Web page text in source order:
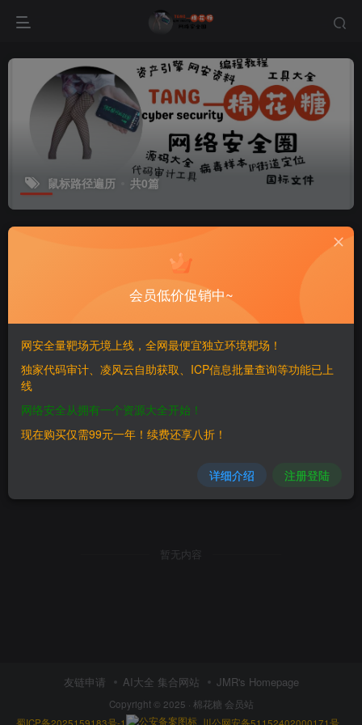
鼠标路径遍历 共0篇
暂无内容
友链申请 AI大全 集合网站 JMR's Homepage
Copyright © 2025 · 棉花糖 会员站
会员低价促销中~
网安全量靶场无境上线，全网最便宜独立环境靶场！
独家代码审计、凌风云自助获取、ICP信息批量查询等功能已上
线
网络安全从拥有一个资源大全开始！
现在购买仅需99元一年！续费还享八折！
详细介绍 注册登陆